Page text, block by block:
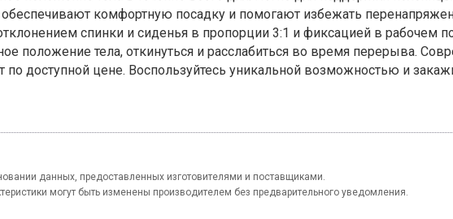
комфортную посадку и помогают избежать
спинки и сиденья в пропорции 3:1 и фиксацией в рабочем
положение тела, откинуться и расслабиться во время перерыва.
доступной цене. Воспользуйтесь уникальной возможностью и
данных, предоставленных изготовителями и поставщиками.
могут быть изменены производителем без предварительного уведомления.